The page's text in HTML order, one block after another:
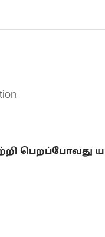
பெறப்போவது